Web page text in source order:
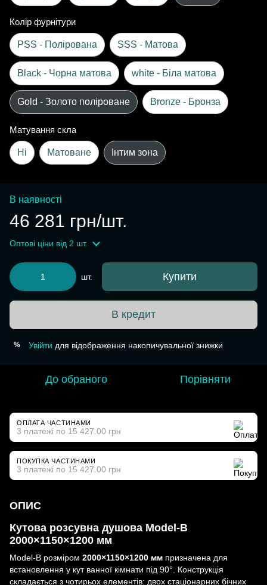
Колір фурнітури
PSS - Полірована SSS - Матова
Black - Чорна матова white - Біла матова
Gold - Золото поліроване Bronze - Бронза
Матування скла
Ні Матоване Інтим зона
В наявності
46 281 грн/шт.
Оптові ціни від 2 шт.
шт. Купити
В кредит
% Увійти для відображення накопичувальної знижки
До обраного Порівняти
ОПЛАТА ЧАСТИНАМИ
3 платежі по 15 427.00 грн
ПОКУПКА ЧАСТИНАМИ
3 платежі по 15 427.00 грн
ОПИС
Кутова розсувна душова Model-B
2000×1150×1200 мм
Model-B розміром 2000×1150×1200 мм призначена для
встановлення у кут ванної кімнати під 90°. Конструкція
складається з чотирьох елементів: двох стаціонарних бічних